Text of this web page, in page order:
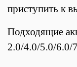
приступить к
Подходящие
2.0/4.0/5.0/6.0/